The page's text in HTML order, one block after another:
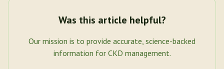
Was this article helpful?
Our mission is to provide accurate, science-backed
information for CKD management.